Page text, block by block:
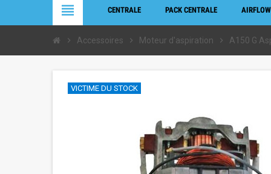
view_headline CENTRALE PACK CENTRALE AIRFLOW
chevron_right Accessoires chevron_right Moteur d'aspiration chevron_right A150 G
VICTIME DU STOCK